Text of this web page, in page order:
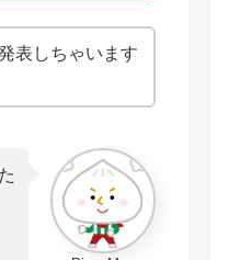
表しちゃいます